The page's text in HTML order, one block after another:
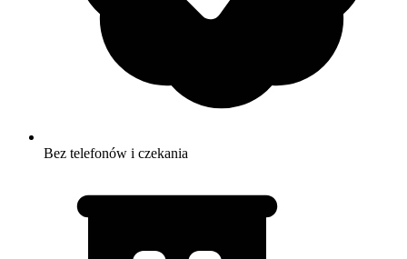
Bez telefonów i czekania